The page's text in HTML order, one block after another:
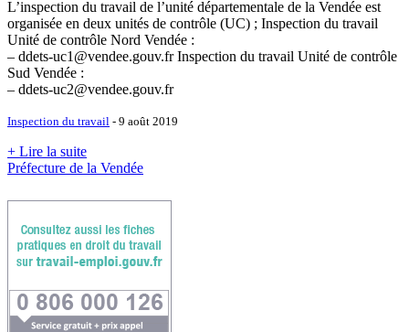
L’inspection du travail de l’unité départementale de la Vendée est
organisée en deux unités de contrôle (UC) ; Inspection du travail
Unité de contrôle Nord Vendée :
– ddets-uc1@vendee.gouv.fr Inspection du travail Unité de contrôle
Sud Vendée :
– ddets-uc2@vendee.gouv.fr
Inspection du travail - 9 août 2019
+ Lire la suite
Préfecture de la Vendée